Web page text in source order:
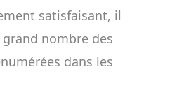
satisfaisant, il
nombre des
dans les